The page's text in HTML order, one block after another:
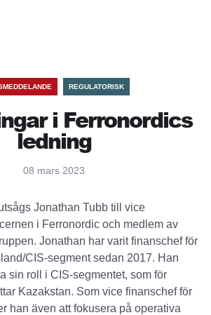
REGULATORISK
i Ferronordics
ledning
08 mars 2023
Jonathan Tubb till vice
i Ferronordic och medlem av
Jonathan har varit finanschef för
CIS-segment sedan 2017. Han
sin roll i CIS-segmentet, som för
Kazakstan. Som vice finanschef för
han även att fokusera på operativa